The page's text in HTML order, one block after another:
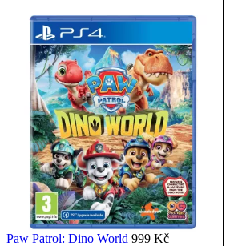
Paw Patrol: Dino World 999 Kč